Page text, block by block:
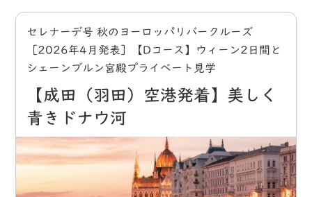
セレナーデ号 秋のヨーロッパリバークルーズ
［2026年4月発表］【Dコース】ウィーン2日間と
シェーンブルン宮殿プライベート見学
【成田（羽田）空港発着】美しく
青きドナウ河